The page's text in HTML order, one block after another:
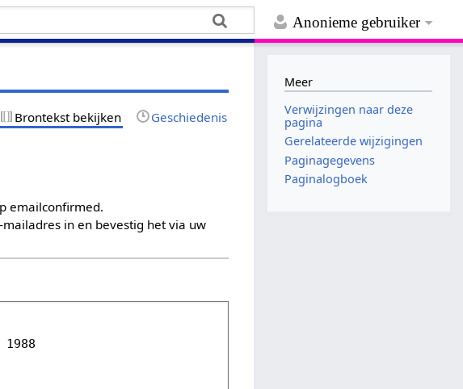
Anonieme gebruiker
Brontekst bekijken Geschiedenis
emailconfirmed.
in en bevestig het via uw
Meer
Verwijzingen naar deze
pagina
Gerelateerde wijzigingen
Paginagegevens
Paginalogboek